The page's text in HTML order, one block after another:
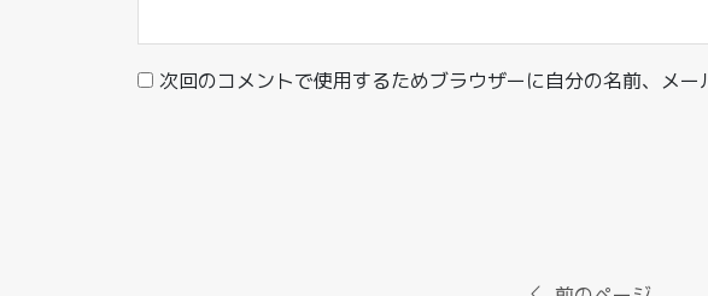
次回のコメントで使用するためブラウザーに自分の名前、メー